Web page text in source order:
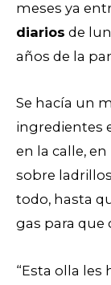
meses ya
diarios de
años de la
Se hacía un
ingredientes
en la calle,
sobre
todo, hasta
gas para que
“Esta olla